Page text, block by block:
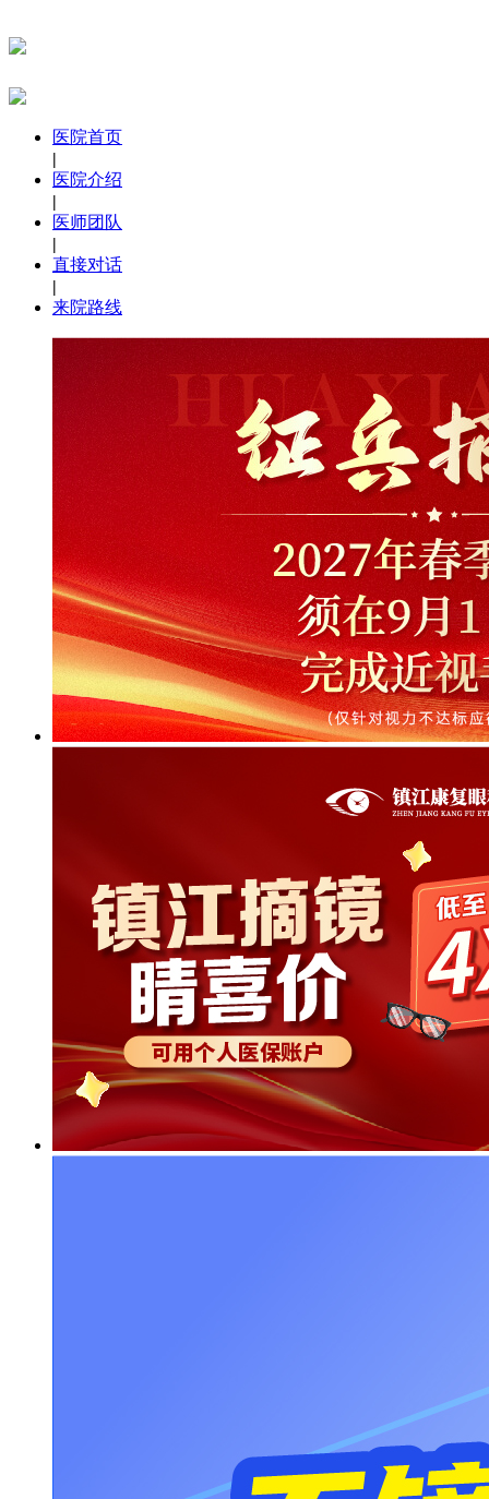
医院首页
|
医院介绍
|
医师团队
|
直接对话
|
来院路线